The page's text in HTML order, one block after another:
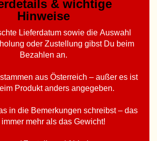
& wichtige
Hinweise
Lieferdatum sowie die Auswahl
oder Zustellung gibst Du beim
Bezahlen an.
aus Österreich – außer es ist
Produkt anders angegeben.
in die Bemerkungen schreibst – das
mehr als das Gewicht!